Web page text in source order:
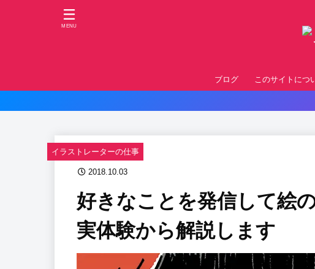
MENU
ブログ このサイトにつ
イラストレーターの仕事
2018.10.03
好きなことを発信して絵
実体験から解説します